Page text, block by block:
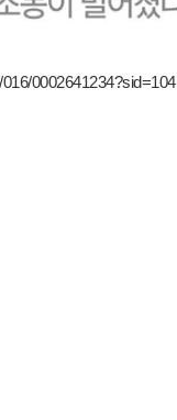
0002641234?sid=104